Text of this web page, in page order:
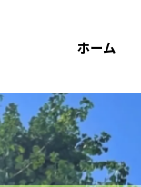
ホーム